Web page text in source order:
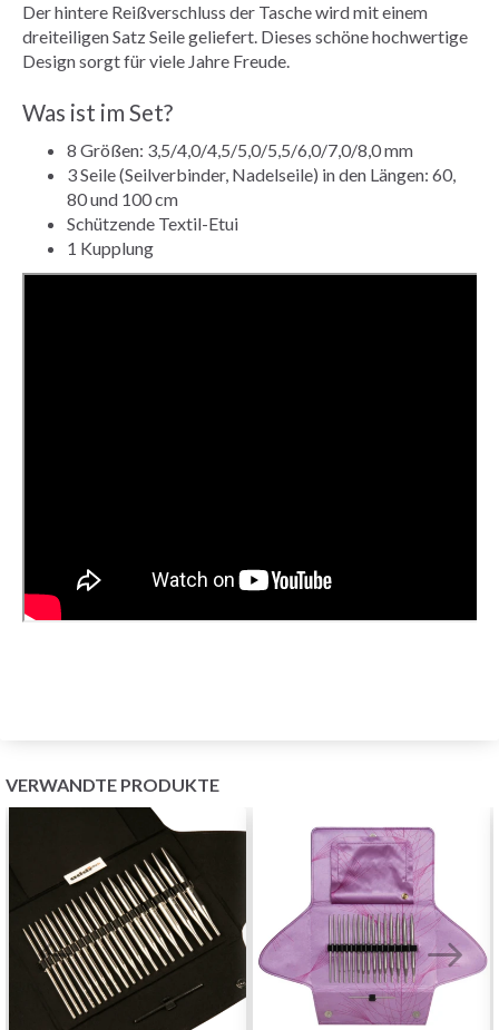
Der hintere Reißverschluss der Tasche wird mit einem
dreiteiligen Satz Seile geliefert. Dieses schöne hochwertige
Design sorgt für viele Jahre Freude.
Was ist im Set?
8 Größen: 3,5/4,0/4,5/5,0/5,5/6,0/7,0/8,0 mm
3 Seile (Seilverbinder, Nadelseile) in den Längen: 60,
80 und 100 cm
Schützende Textil-Etui
1 Kupplung
VERWANDTE PRODUKTE